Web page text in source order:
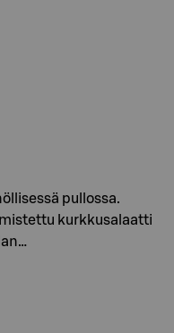
pullossa.
kurkkusalaatti